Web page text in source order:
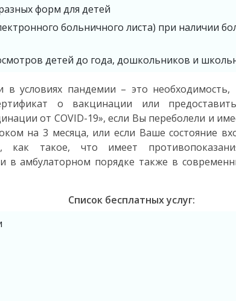
форм для детей
больничного листа) при наличии
детей до года, дошкольников и
в условиях пандемии – это
о вакцинации или
от COVID-19», если Вы переболели и
на 3 месяца, или если Ваше состояние
как такое, что имеет
в амбулаторном порядке также в
Список бесплатных услуг: